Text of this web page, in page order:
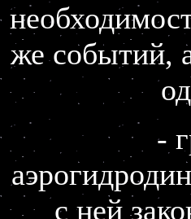
же событий,
-
с ней